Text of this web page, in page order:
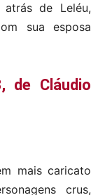
de Leléu,
sua esposa
de Cláudio
mais caricato
crus,